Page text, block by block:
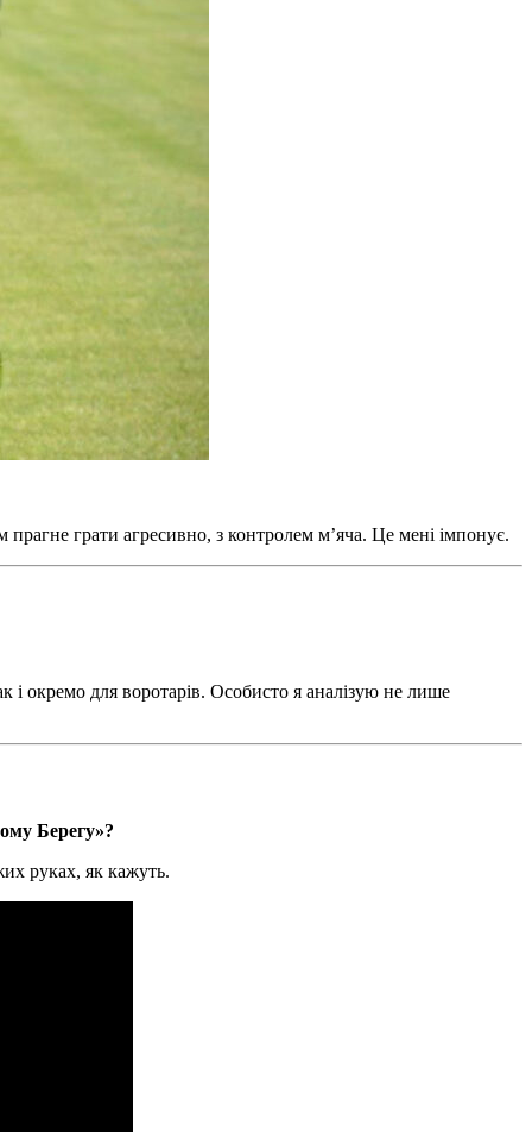
грати агресивно, з контролем м’яча. Це мені імпонує.
окремо для воротарів. Особисто я аналізую не лише
Берегу»?
руках, як кажуть.